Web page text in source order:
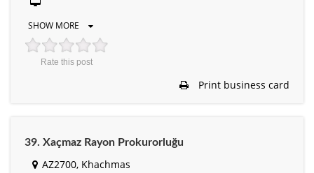
SHOW MORE
Rate this post
Print business card
39. Xaçmaz Rayon Prokurorluğu
AZ2700, Khachmas